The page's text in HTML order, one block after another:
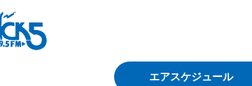
エアスケジュール